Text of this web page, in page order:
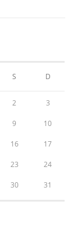
S D
2 3
9 10
16 17
23 24
30 31